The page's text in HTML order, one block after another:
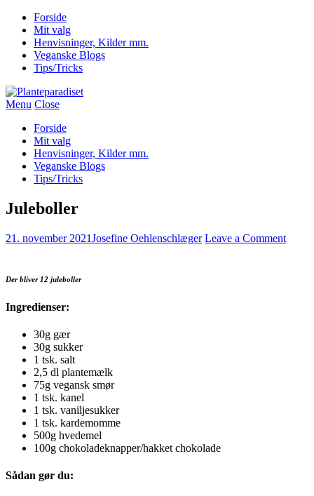
Forside
Mit valg
Henvisninger, Kilder mm.
Veganske Blogs
Tips/Tricks
Menu Close
Forside
Mit valg
Henvisninger, Kilder mm.
Veganske Blogs
Tips/Tricks
Juleboller
21. november 2021Josefine Oehlenschlæger Leave a Comment
Der bliver 12 juleboller
Ingredienser:
30g gær
30g sukker
1 tsk. salt
2,5 dl plantemælk
75g vegansk smør
1 tsk. kanel
1 tsk. vaniljesukker
1 tsk. kardemomme
500g hvedemel
100g chokoladeknapper/hakket chokolade
Sådan gør du: